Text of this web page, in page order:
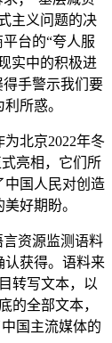
主义问题的决
台的“夸人服
实中的积极进
手警示我们要
所惑。
北京2022年冬
亮相，它们所
中国人民对创造
好期盼。
言资源监测语料
认获得。语料来
转写文本，以
的全部文本，
国主流媒体的